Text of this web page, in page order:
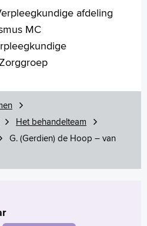
Language
Zoeken
afdeling
MC
Het behandelteam
G. (Gerdien) de Hoop – van